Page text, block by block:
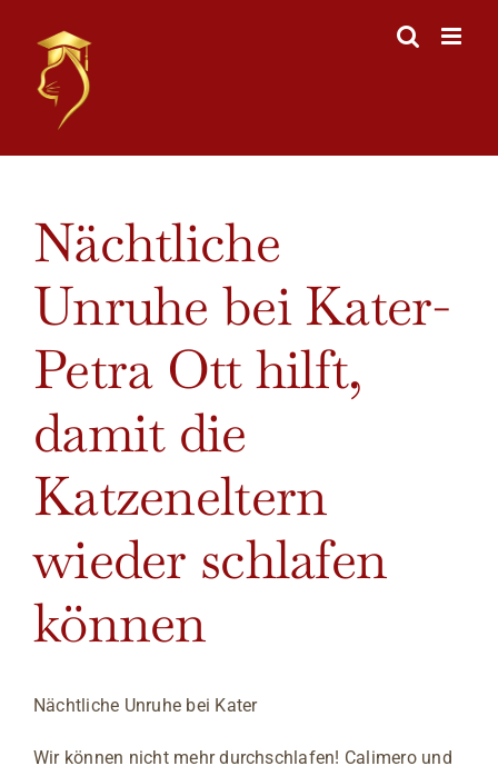
content
Larger
Image
Nächtliche
Unruhe bei Kater-
Petra Ott hilft,
damit die
Katzeneltern
wieder schlafen
können
Nächtliche Unruhe bei Kater
Wir können nicht mehr durchschlafen! Calimero und